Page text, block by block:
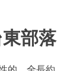
部落